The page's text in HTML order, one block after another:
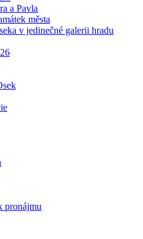
a Pavla
města
v jedinečné galerii hradu
pronájmu